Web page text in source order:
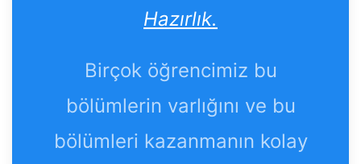
Hazırlık.
Birçok öğrencimiz bu
bölümlerin varlığını ve bu
bölümleri kazanmanın kolay